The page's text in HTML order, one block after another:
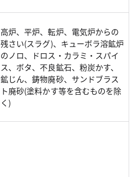
高炉、平炉、転炉、電気炉からの
残さい(スラグ)、キューボラ溶鉱炉
のノロ、ドロス・カラミ・スパイ
ス、ボタ、不良鉱石、粉炭かす、
鉱じん、鋳物廃砂、サンドブラス
ト廃砂(塗料かす等を含むものを除
く)